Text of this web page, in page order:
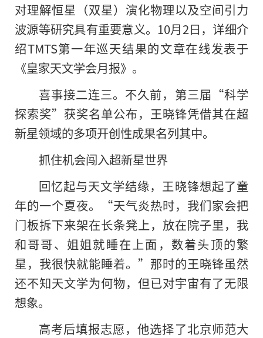
对理解恒星（双星）演化物理以及空间引力
波源等研究具有重要意义。10月2日，详细介
绍TMTS第一年巡天结果的文章在线发表于
《皇家天文学会月报》。
喜事接二连三。不久前，第三届“科学
探索奖”获奖名单公布，王晓锋凭借其在超
新星领域的多项开创性成果名列其中。
抓住机会闯入超新星世界
回忆起与天文学结缘，王晓锋想起了童
年的一个夏夜。“天气炎热时，我们家会把
门板拆下来架在长条凳上，放在院子里，我
和哥哥、姐姐就睡在上面，数着头顶的繁
星，我很快就能睡着。”那时的王晓锋虽然
还不知天文学为何物，但已对宇宙有了无限
想象。
高考后填报志愿，他选择了北京师范大